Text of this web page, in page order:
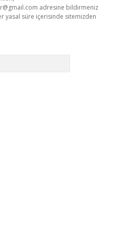
adresine bildirmeniz
yasal süre içerisinde sitemizden